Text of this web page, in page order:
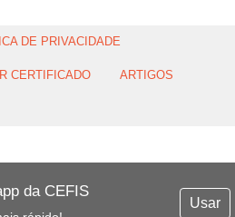
da CEFIS
Usar
DE PRIVACIDADE
CERTIFICADO ARTIGOS